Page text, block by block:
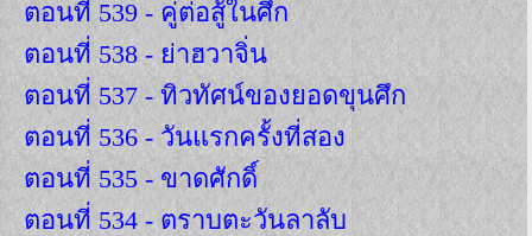
ตอนที่ 539 - คู่ต่อสู้ในศึก
ตอนที่ 538 - ย่าฮวาจิ่น
ตอนที่ 537 - ทิวทัศน์ของยอดขุนศึก
ตอนที่ 536 - วันแรกครั้งที่สอง
ตอนที่ 535 - ขาดศักดิ์
ตอนที่ 534 - ตราบตะวันลาลับ